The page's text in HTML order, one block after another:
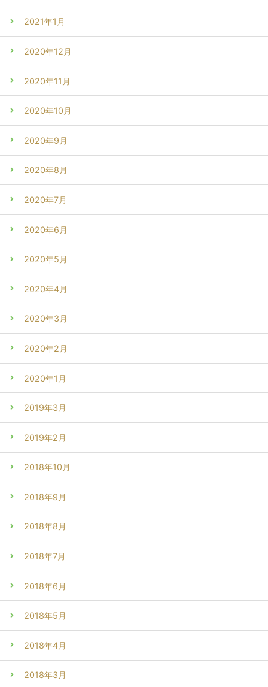
2021年1月
2020年12月
2020年11月
2020年10月
2020年9月
2020年8月
2020年7月
2020年6月
2020年5月
2020年4月
2020年3月
2020年2月
2020年1月
2019年3月
2019年2月
2018年10月
2018年9月
2018年8月
2018年7月
2018年6月
2018年5月
2018年4月
2018年3月